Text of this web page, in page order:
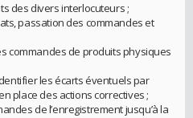
des divers interlocuteurs ;
passation des commandes et
commandes de produits physiques
les écarts éventuels par
place des actions correctives ;
de l’enregistrement jusqu’à la